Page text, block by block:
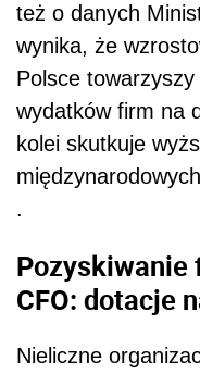
też o danych
wynika, że
Polsce
wydatków firm na
kolei skutkuje
.
Pozyskiwanie
CFO: dotacje
Nieliczne